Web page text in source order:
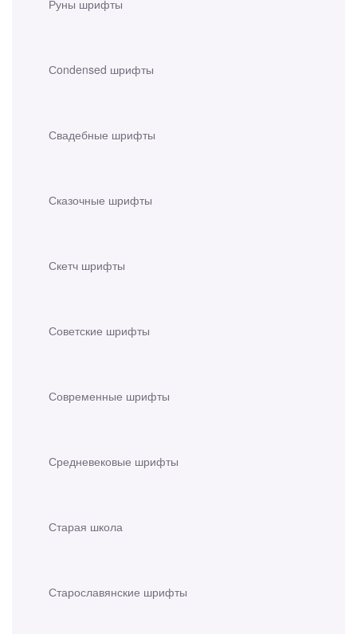
Руны шрифты
Сondensed шрифты
Свадебные шрифты
Сказочные шрифты
Скетч шрифты
Советские шрифты
Современные шрифты
Средневековые шрифты
Старая школа
Старославянские шрифты